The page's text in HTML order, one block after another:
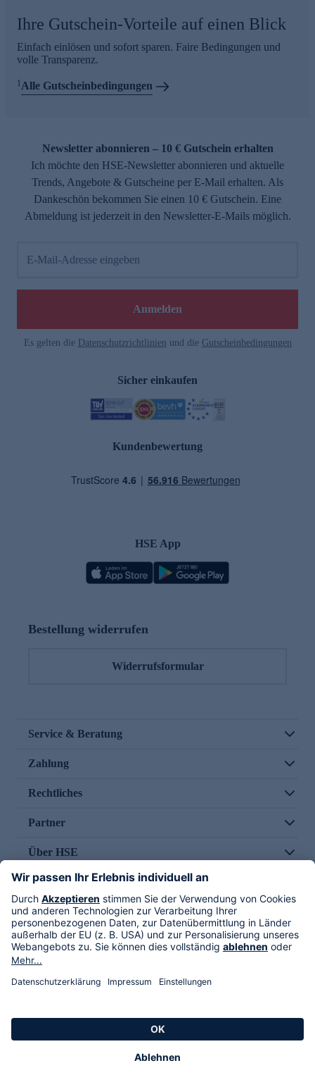
Ihre Gutschein-Vorteile auf einen Blick
Einfach einlösen und sofort sparen. Faire Bedingungen und
volle Transparenz.
1Alle Gutscheinbedingungen
Newsletter abonnieren – 10 € Gutschein erhalten
Ich möchte den HSE-Newsletter abonnieren und aktuelle
Trends, Angebote & Gutscheine per E-Mail erhalten. Als
Dankeschön bekommen Sie einen 10 € Gutschein. Eine
Abmeldung ist jederzeit in den Newsletter-E-Mails möglich.
E-Mail-Adresse eingeben
Anmelden
Es gelten die Datenschutzrichtlinien und die Gutscheinbedingungen
Sicher einkaufen
Kundenbewertung
HSE App
Bestellung widerrufen
Widerrufsformular
Service & Beratung
Zahlung
Rechtliches
Partner
Über HSE
Im TV
HSE International